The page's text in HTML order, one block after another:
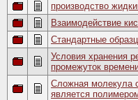
производство
Взаимодействие
Стандартные
Условия хранения
промежуток
Сложная молекула
является